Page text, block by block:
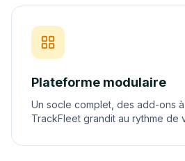
Plateforme modulaire
Un socle complet, des add-ons
TrackFleet grandit au rythme de